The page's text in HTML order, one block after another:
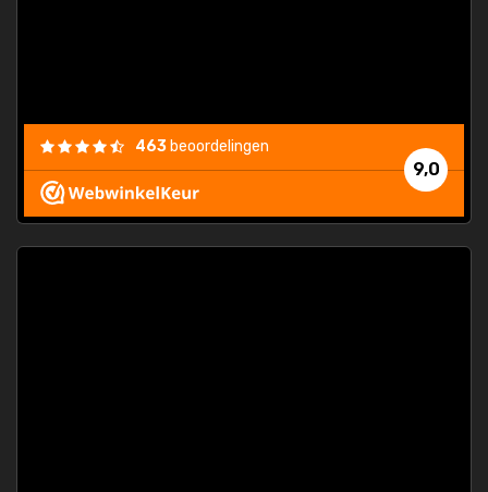
9,0
463 beoordelingen